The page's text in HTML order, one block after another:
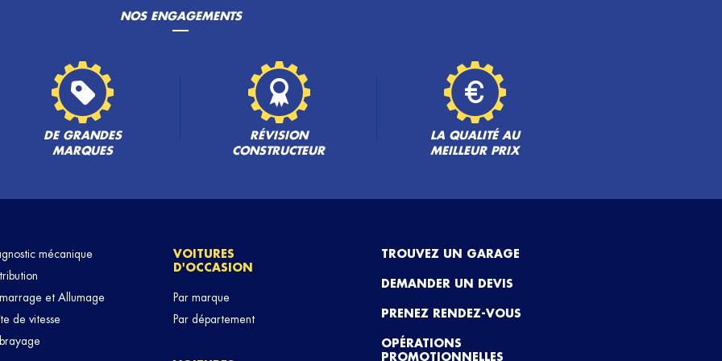
NOS ENGAGEMENTS
DE GRANDES
MARQUES
RÉVISION
CONSTRUCTEUR
LA QUALITÉ AU
MEILLEUR PRIX
mécanique
et Allumage
de vitesse
VOITURES
D'OCCASION
Par marque
Par département
TROUVEZ UN GARAGE
DEMANDER UN DEVIS
PRENEZ RENDEZ-VOUS
OPÉRATIONS
PROMOTIONNELLES